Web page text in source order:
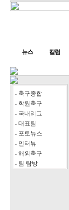
뉴스 칼럼
- 축구종합
- 학원축구
- 국내리그
- 대표팀
- 포토뉴스
- 인터뷰
- 해외축구
- 팀 탐방